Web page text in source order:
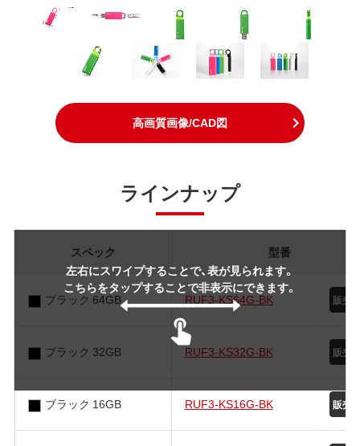
高画質画像/CAD図
ラインナップ
左右にスワイプすることで、表が見られます。
こちらをタップすることで非表示にできます。
スペック 型番
ブラック 64GB RUF3-KS64G-BK
ブラック 32GB RUF3-KS32G-BK
ブラック 16GB RUF3-KS16G-BK